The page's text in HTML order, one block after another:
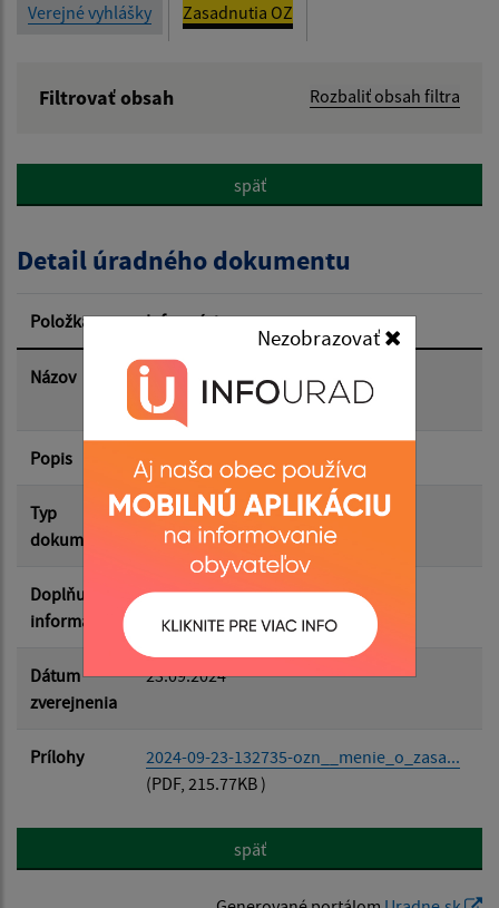
Nezobrazovať
Verejné vyhlášky Zasadnutia OZ
Filtrovať obsah Rozbaliť obsah filtra
Popis:
Dátum zverejnenia od:
Dátum zverejnenia do:
Filtrovať
späť
Detail úradného dokumentu
Položka Informácia
Názov
Oznámenie o zasadnutí Obecného
zastupiteľstva dňa 26.9.2024
Popis
Typ
dokumentu
Zasadnutia OZ
Doplňujúce
informácie
Dátum
zverejnenia
23.09.2024
Prílohy
2024-09-23-132735-ozn__menie_o_zasa...
(PDF, 215.77KB )
späť